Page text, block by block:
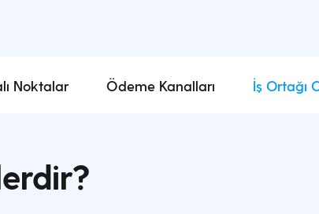
Noktalar Ödeme Kanalları İş Ortağı